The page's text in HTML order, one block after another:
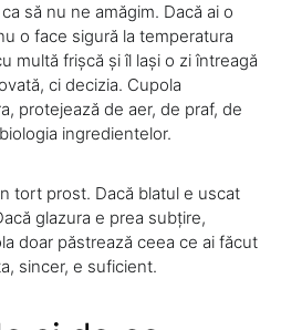
să nu ne amăgim. Dacă ai o
o face sigură la temperatura
multă frișcă și îl lași o zi întreagă
ci decizia. Cupola
protejează de aer, de praf, de
ingredientelor.
tort prost. Dacă blatul e uscat
glazura e prea subțire,
doar păstrează ceea ce ai făcut
sincer, e suficient.